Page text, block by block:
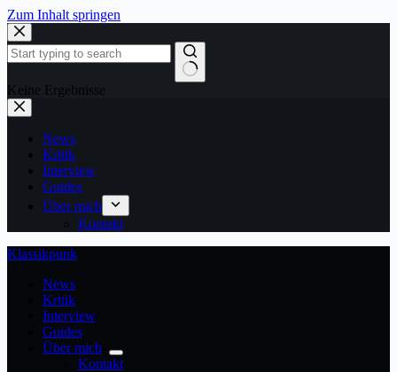
Zum Inhalt springen
Keine Ergebnisse
News
Kritik
Interview
Guides
Über mich
Kontakt
Klassikpunk
News
Kritik
Interview
Guides
Über mich
Kontakt